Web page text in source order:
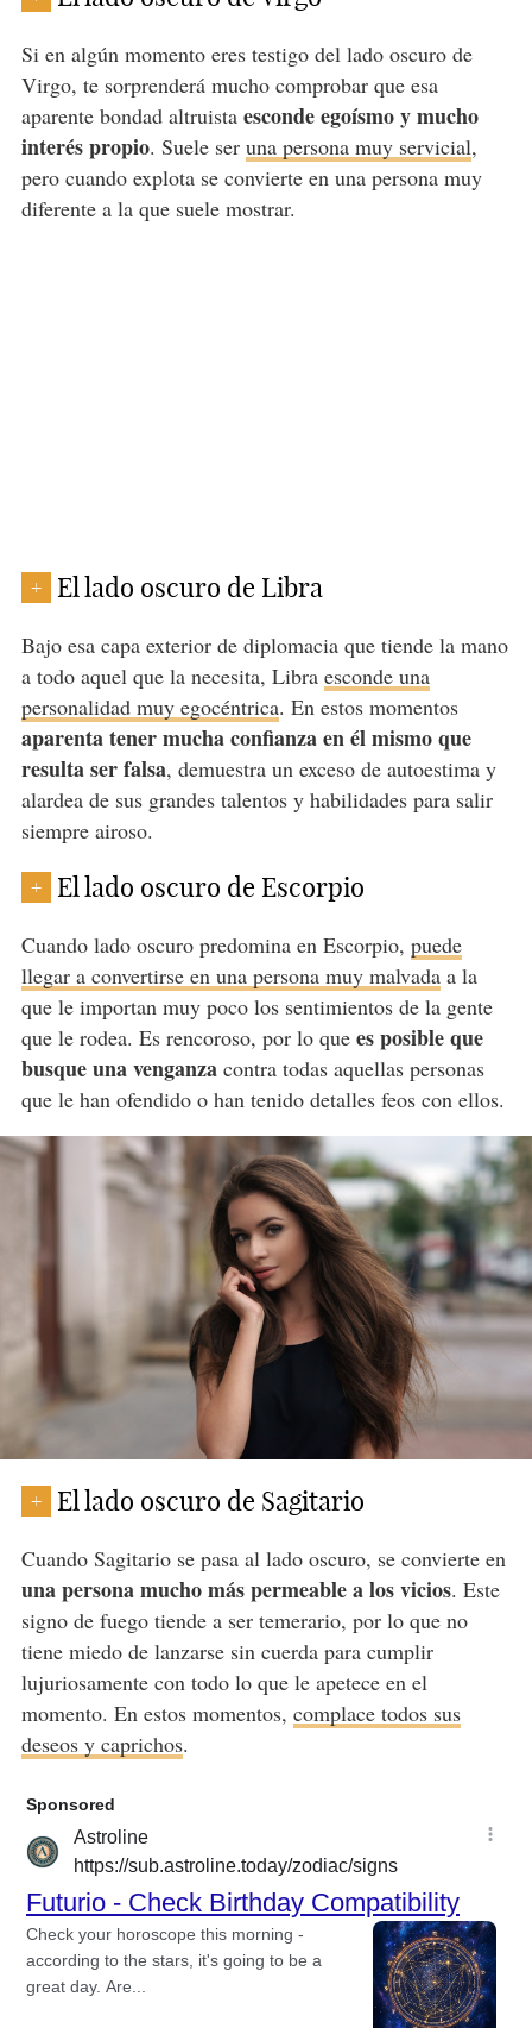
Si en algún momento eres testigo del lado oscuro de
Virgo, te sorprenderá mucho comprobar que esa
aparente bondad altruista esconde egoísmo y mucho
interés propio. Suele ser una persona muy servicial,
pero cuando explota se convierte en una persona muy
diferente a la que suele mostrar.
+ El lado oscuro de Libra
Bajo esa capa exterior de diplomacia que tiende la mano
a todo aquel que la necesita, Libra esconde una
personalidad muy egocéntrica. En estos momentos
aparenta tener mucha confianza en él mismo que
resulta ser falsa, demuestra un exceso de autoestima y
alardea de sus grandes talentos y habilidades para salir
siempre airoso.
+ El lado oscuro de Escorpio
Cuando lado oscuro predomina en Escorpio, puede
llegar a convertirse en una persona muy malvadaa la
que le importan muy poco los sentimientos de la gente
que le rodea. Es rencoroso, por lo que es posible que
busque una venganzacontra todas aquellas personas
que le han ofendido o han tenido detalles feos con ellos.
+ El lado oscuro de Sagitario
Cuando Sagitario se pasa al lado oscuro, se convierte en
una persona mucho más permeable a los vicios. Este
signo de fuego tiende a ser temerario, por lo que no
tiene miedo de lanzarse sin cuerda para cumplir
lujuriosamente con todo lo que le apetece en el
momento. En estos momentos, complace todos sus
deseos y caprichos.